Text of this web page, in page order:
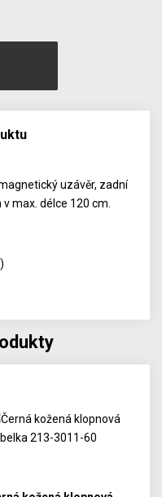
uzávěr, zadní
max. délce 120 cm.